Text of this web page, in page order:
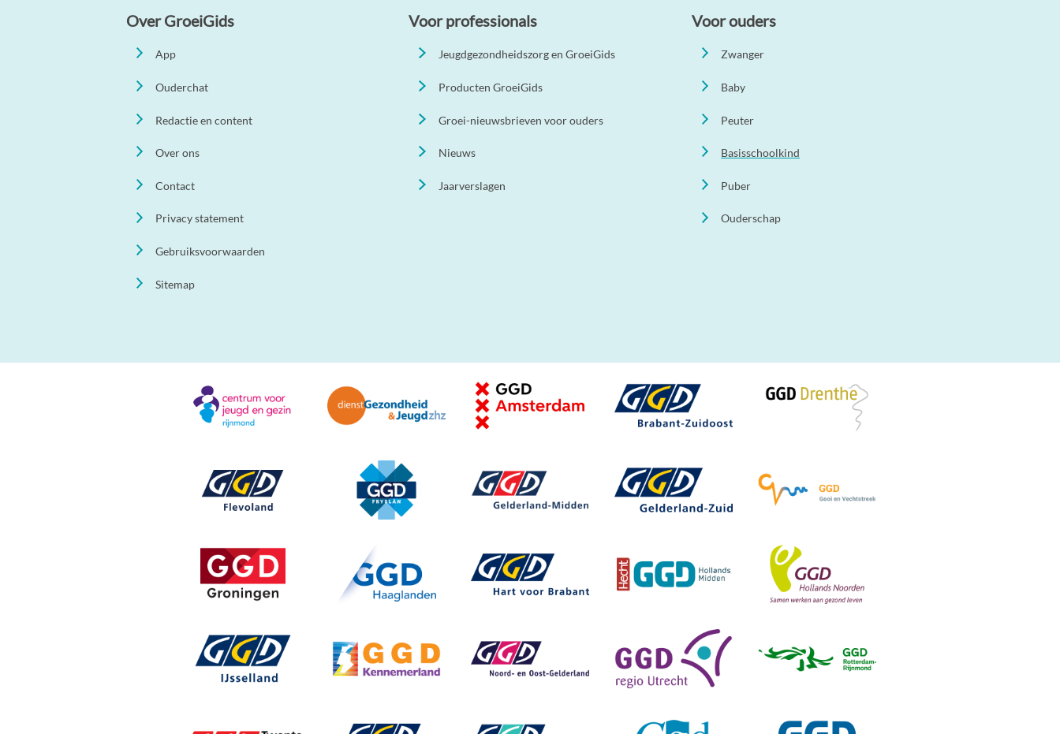
Over GroeiGids
App
Ouderchat
Redactie en content
Over ons
Contact
Privacy statement
Gebruiksvoorwaarden
Sitemap
Voor professionals
Jeugdgezondheidszorg en GroeiGids
Producten GroeiGids
Groei-nieuwsbrieven voor ouders
Nieuws
Jaarverslagen
Voor ouders
Zwanger
Baby
Peuter
Basisschoolkind
Puber
Ouderschap